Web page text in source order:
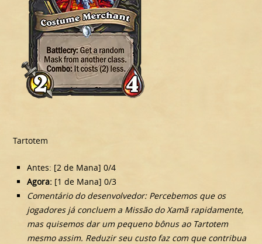
Tartotem
Antes: [2 de Mana] 0/4
Agora: [1 de Mana] 0/3
Comentário do desenvolvedor: Percebemos que os
jogadores já concluem a Missão do Xamã rapidamente,
mas quisemos dar um pequeno bônus ao Tartotem
mesmo assim. Reduzir seu custo faz com que contribua